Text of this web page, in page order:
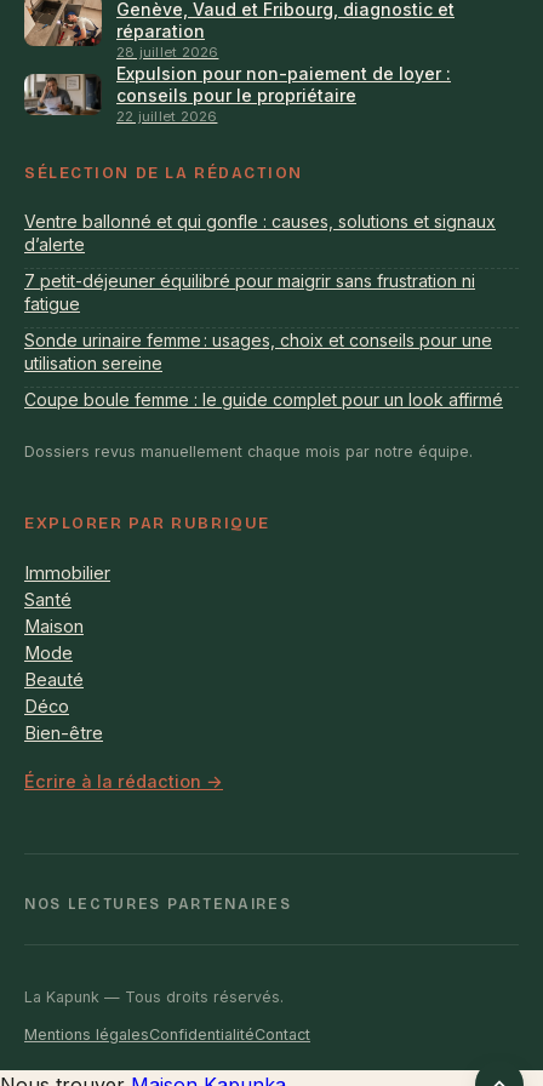
Genève, Vaud et Fribourg, diagnostic et
réparation
28 juillet 2026
Expulsion pour non-paiement de loyer :
conseils pour le propriétaire
22 juillet 2026
SÉLECTION DE LA RÉDACTION
Ventre ballonné et qui gonfle : causes, solutions et signaux
d’alerte
7 petit-déjeuner équilibré pour maigrir sans frustration ni
fatigue
Sonde urinaire femme : usages, choix et conseils pour une
utilisation sereine
Coupe boule femme : le guide complet pour un look affirmé
Dossiers revus manuellement chaque mois par notre équipe.
EXPLORER PAR RUBRIQUE
Immobilier
Santé
Maison
Mode
Beauté
Déco
Bien-être
Écrire à la rédaction →
NOS LECTURES PARTENAIRES
La Kapunk — Tous droits réservés.
Mentions légalesConfidentialitéContact
Retour